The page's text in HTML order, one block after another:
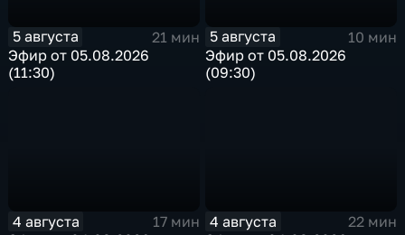
5 августа
21 мин
Эфир от 05.08.2026
(11:30)
5 августа
10 мин
Эфир от 05.08.2026
(09:30)
4 августа
17 мин
4 августа
22 мин